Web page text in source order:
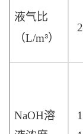
液气比
（L/m³）
NaOH溶